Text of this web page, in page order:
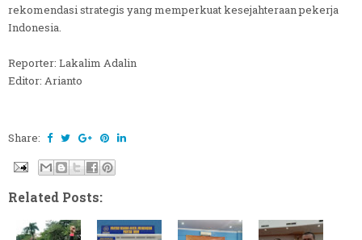
rekomendasi strategis yang memperkuat kesejahteraan pekerja
Indonesia.
Reporter: Lakalim Adalin
Editor: Arianto
Share:
Related Posts: